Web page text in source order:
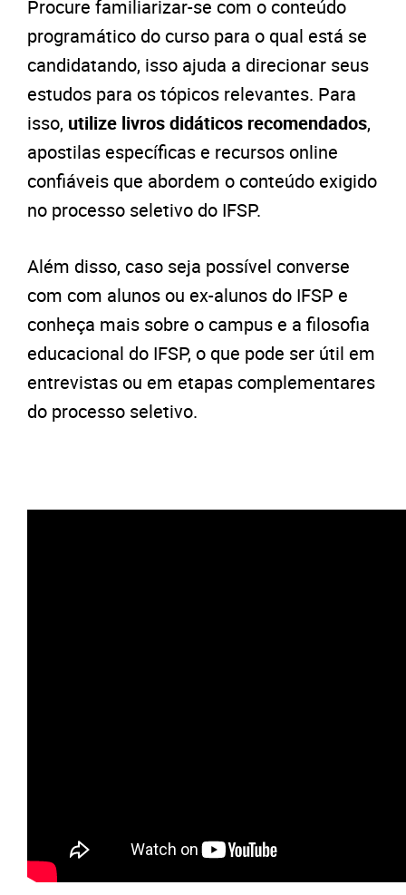
Procure familiarizar-se com o conteúdo
programático do curso para o qual está se
candidatando, isso ajuda a direcionar seus
estudos para os tópicos relevantes. Para
isso, utilize livros didáticos recomendados,
apostilas específicas e recursos online
confiáveis que abordem o conteúdo exigido
no processo seletivo do IFSP.
Além disso, caso seja possível converse
com com alunos ou ex-alunos do IFSP e
conheça mais sobre o campus e a filosofia
educacional do IFSP, o que pode ser útil em
entrevistas ou em etapas complementares
do processo seletivo.